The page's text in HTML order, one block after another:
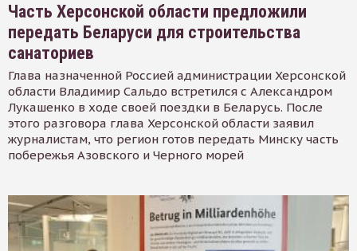
Часть Херсонской области предложили
передать Беларуси для строительства
санаториев
Глава назначенной Россией администрации Херсонской
области Владимир Сальдо встретился с Александром
Лукашенко в ходе своей поездки в Беларусь. После
этого разговора глава Херсонской области заявил
журналистам, что регион готов передать Минску часть
побережья Азовского и Черного морей